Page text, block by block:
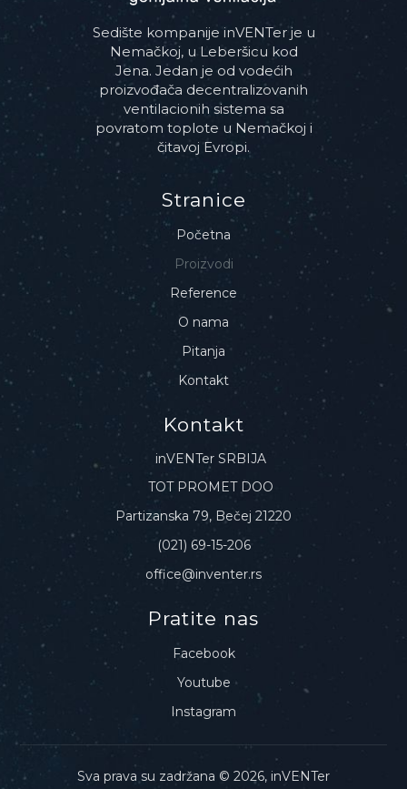
Sedište kompanije inVENTer je u
Nemačkoj, u Leberšicu kod
Jena. Jedan je od vodećih
proizvođača decentralizovanih
ventilacionih sistema sa
povratom toplote u Nemačkoj i
čitavoj Evropi.
Stranice
Početna
Proizvodi
Reference
O nama
Pitanja
Kontakt
Kontakt
inVENTer SRBIJA
TOT PROMET DOO
Partizanska 79, Bečej 21220
(021) 69-15-206
office@inventer.rs
Pratite nas
Facebook
Youtube
Instagram
Sva prava su zadržana © 2026, inVENTer